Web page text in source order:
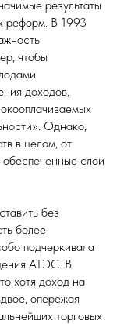
результаты
реформ. В 1993
чтобы
доходов,
Однако,
в целом, от
слои
без
более
подчеркивала
АТЭС. В
хотя доход на
опережая
торговых